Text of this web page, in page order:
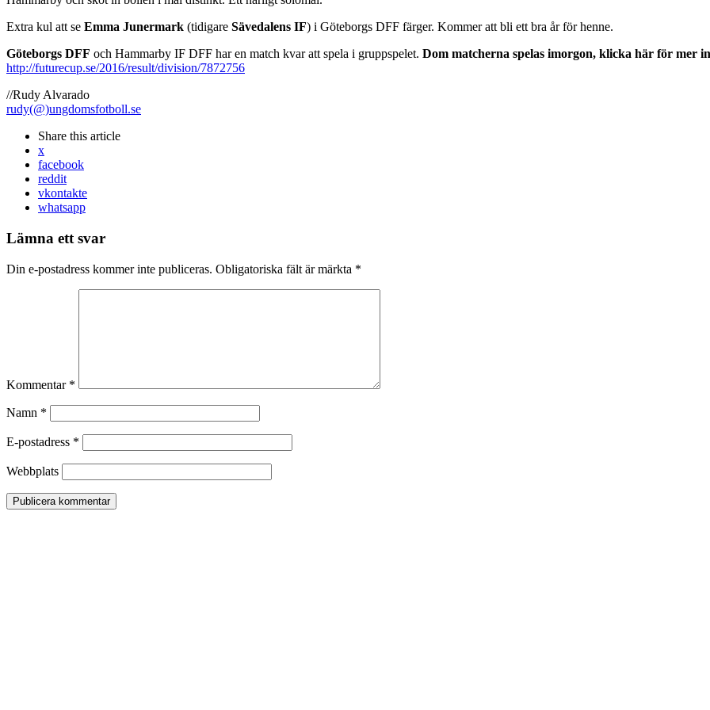
Extra kul att se Emma Junermark (tidigare Sävedalens IF) i Göteborgs DFF färger. Kommer att bli ett bra år för henne.
Göteborgs DFF och Hammarby IF DFF har en match kvar att spela i gruppspelet. Dom matcherna spelas imorgon, klicka här för mer
http://futurecup.se/2016/result/division/7872756
//Rudy Alvarado
rudy(@)ungdomsfotboll.se
Share this article
x
facebook
reddit
vkontakte
whatsapp
Lämna ett svar
Din e-postadress kommer inte publiceras. Obligatoriska fält är märkta *
Kommentar *
Namn *
E-postadress *
Webbplats